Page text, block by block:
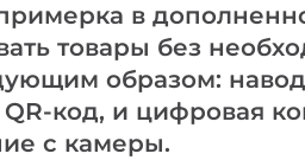
в
товары без
образом:
код, и цифровая
с камеры.